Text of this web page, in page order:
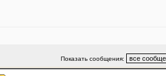
Показать сообщения: